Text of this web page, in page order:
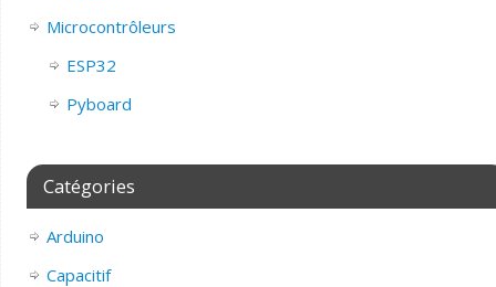
Microcontrôleurs
ESP32
Pyboard
Catégories
Arduino
Capacitif